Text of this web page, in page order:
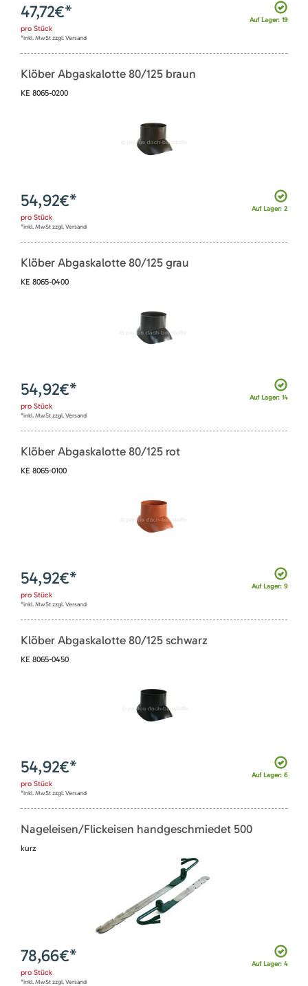
Auf Lager: 19
47,72€*
pro Stück
*inkl. MwSt zzgl. Versand
Klöber Abgaskalotte 80/125 braun
KE 8065-0200
Auf Lager: 2
54,92€*
pro Stück
*inkl. MwSt zzgl. Versand
Klöber Abgaskalotte 80/125 grau
KE 8065-0400
Auf Lager: 14
54,92€*
pro Stück
*inkl. MwSt zzgl. Versand
Klöber Abgaskalotte 80/125 rot
KE 8065-0100
Auf Lager: 9
54,92€*
pro Stück
*inkl. MwSt zzgl. Versand
Klöber Abgaskalotte 80/125 schwarz
KE 8065-0450
Auf Lager: 6
54,92€*
pro Stück
*inkl. MwSt zzgl. Versand
Nageleisen/Flickeisen handgeschmiedet 500
kurz
Auf Lager: 4
78,66€*
pro Stück
*inkl. MwSt zzgl. Versand